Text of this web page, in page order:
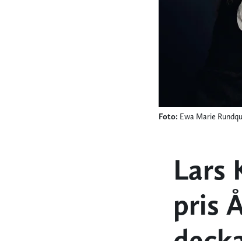
Foto: Ewa Marie
Lars
pris